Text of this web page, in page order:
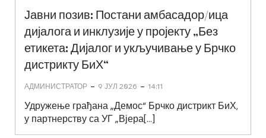
Јавни позив: Постани амбасадор/ица
дијалога и инклузије у пројекту „Без
етикета: Дијалог и укључивање у Брчко
дистрикту БиХ“
АДМИНИСТРАТОР - 9 ЈУЛ 2026 - 14:11
Удружење грађана „Демос“ Брчко дистрикт БиХ,
у партнерству са УГ „Вјера[…]